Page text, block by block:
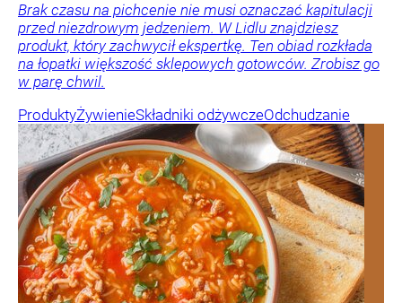
Brak czasu na pichcenie nie musi oznaczać kapitulacji
przed niezdrowym jedzeniem. W Lidlu znajdziesz
produkt, który zachwycił ekspertkę. Ten obiad rozkłada
na łopatki większość sklepowych gotowców. Zrobisz go
w parę chwil.
ProduktyŻywienieSkładniki odżywczeOdchudzanie